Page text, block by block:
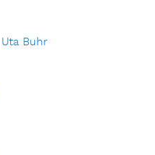
Uta Buhr